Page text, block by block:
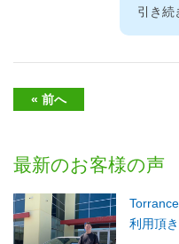
引き続
« 前へ
最新のお客様の声
利用頂